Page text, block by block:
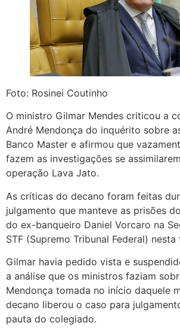
Foto: Rosinei Coutinho
O ministro Gilmar Mendes criticou a
André Mendonça do inquérito sobre
Banco Master e afirmou que
fazem as investigações se
operação Lava Jato.
As críticas do decano foram feitas
julgamento que manteve as prisões
do ex-banqueiro Daniel Vorcaro na
STF (Supremo Tribunal Federal)
Gilmar havia pedido vista e
a análise que os ministros faziam
Mendonça tomada no início daquele
decano liberou o caso para
pauta do colegiado.